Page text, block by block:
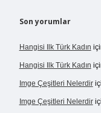
Son yorumlar
Hangisi Ilk Türk Kadın
Hangisi Ilk Türk Kadın
Imge Çeşitleri Nelerdir
Imge Çeşitleri Nelerdir